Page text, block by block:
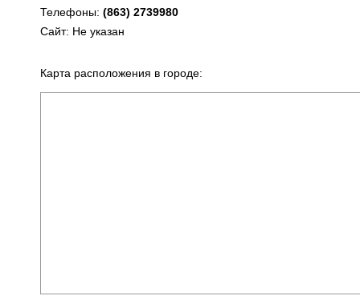
Телефоны: (863) 2739980
Сайт: Не указан
Карта расположения в городе: